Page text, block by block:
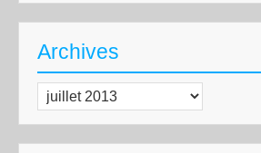
Archives
Archives